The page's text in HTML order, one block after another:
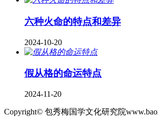
六种火命的特点和差异
2024-10-20
假从格的命运特点
2024-11-20
Copyright© 包秀梅国学文化研究院